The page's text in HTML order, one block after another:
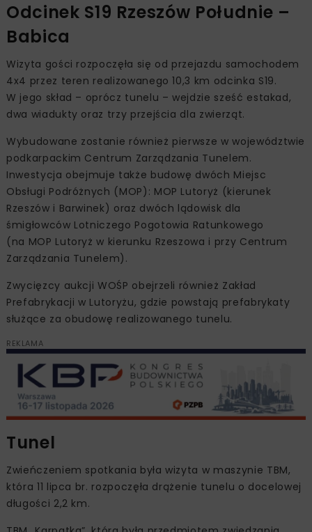
Odcinek S19 Rzeszów Południe –
Babica
Wizyta gości rozpoczęła się od przejazdu samochodem
4x4 przez teren realizowanego 10,3 km odcinka S19.
W jego skład – oprócz tunelu – wejdzie sześć estakad,
dwa wiadukty oraz trzy przejścia dla zwierząt.
Wybudowane zostanie również pierwsze w województwie
podkarpackim Centrum Zarządzania Tunelem.
Inwestycja obejmuje także budowę dwóch Miejsc
Obsługi Podróżnych (MOP): MOP Lutoryż (kierunek
Rzeszów i Barwinek) oraz dwóch lądowisk dla
śmigłowców Lotniczego Pogotowia Ratunkowego
(na MOP Lutoryż w kierunku Rzeszowa i przy Centrum
Zarządzania Tunelem).
Zwycięzcy aukcji WOŚP obejrzeli również Zakład
Prefabrykacji w Lutoryżu, gdzie powstają prefabrykaty
służące za obudowę realizowanego tunelu.
REKLAMA
Tunel
Zwieńczeniem spotkania była wizyta w maszynie TBM,
która 11 lipca br. rozpoczęła drążenie tunelu o docelowej
długości 2,2 km.